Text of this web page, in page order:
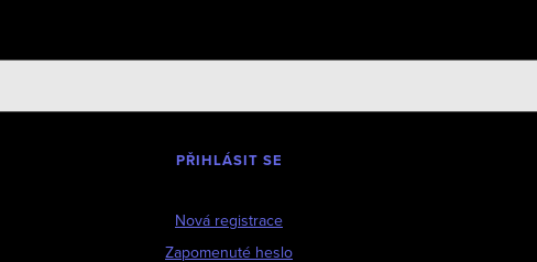
PŘIHLÁSIT SE
Nová registrace
Zapomenuté heslo